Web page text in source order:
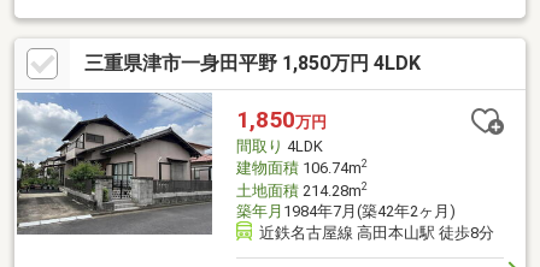
Point！】■フルリフォーム履歴ありの美邸■結露に悩まない、令和
の和モダンライフ■ミニ菜園付き！■LDKは広々23帖超――――＜＜
即日内覧・相談 可能！＞＞電話が苦手な方も安心！ネット予約な
らワンタップでOK！【見学予約する】より、見学希望のお問合せ
をお願いします♪――――― ハウスドゥ津駅前 ―――――
三重県津市一身田平野 1,850万円 4LDK
1,850万円
間取り 4LDK
建物面積106.74m2
土地面積214.28m2
築年月 1984年7月(築42年2ヶ月)
近鉄名古屋線 高田本山駅 徒歩8分